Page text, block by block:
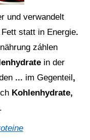
und verwandelt
Fett statt in Energie.
záhlen
in der
... im Gegenteil,
Kohlenhydrate,